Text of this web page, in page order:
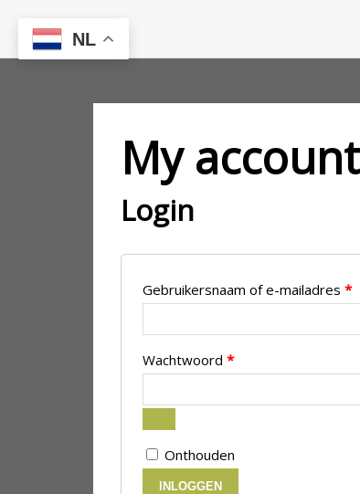
My account
Login
Gebruikersnaam of e-mailadres *
Wachtwoord *
Onthouden
INLOGGEN
NL